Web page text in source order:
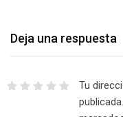
Deja una respuesta
Tu
publicada.